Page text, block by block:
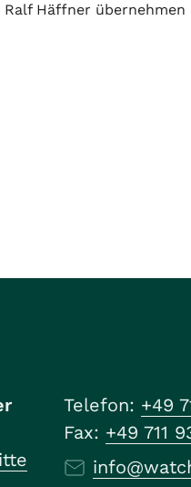
Häffner
Telefon: +49
Fax: +49 711